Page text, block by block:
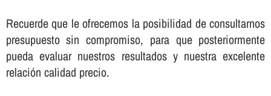
Recuerde que le ofrecemos la posibilidad de consultarnos
presupuesto sin compromiso, para que posteriormente
pueda evaluar nuestros resultados y nuestra excelente
relación calidad precio.